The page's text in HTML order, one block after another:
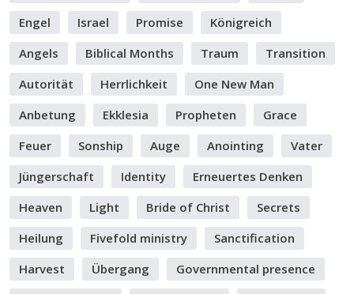
Engel
Israel Promise
Königreich
Angels
Biblical Months Traum
Transition
Autorität
Herrlichkeit
One New Man
Anbetung
Ekklesia Propheten
Grace
Feuer
Sonship Auge Anointing
Vater
Jüngerschaft
Identity
Erneuertes Denken
Heaven
Light Bride of Christ
Secrets
Heilung
Fivefold ministry
Sanctification
Harvest
Übergang
Governmental presence